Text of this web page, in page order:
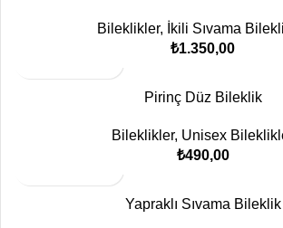
Bileklikler,
İkili Sıvama
₺1.350,00
Pirinç Düz Bileklik
Bileklikler, Unisex
₺490,00
Yapraklı Sıvama Bileklik